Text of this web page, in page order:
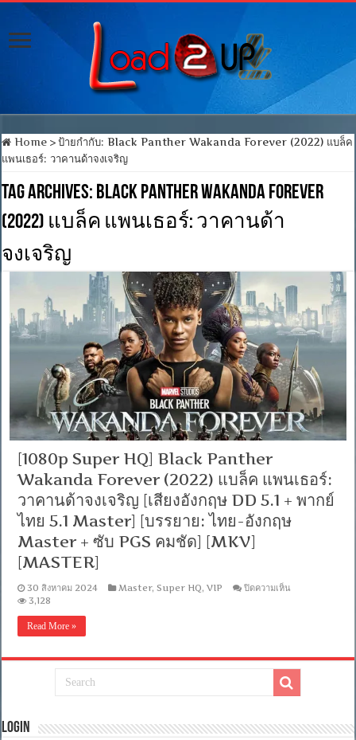
Home > ป้ายกำกับ:Black Panther Wakanda Forever (2022) แบล็ค
แพนเธอร์: วาคานด้าจงเจริญ
Tag Archives: Black Panther Wakanda Forever
(2022) แบล็ค แพนเธอร์: วาคานด้า
จงเจริญ
[1080p Super HQ] Black Panther
Wakanda Forever (2022) แบล็ค แพนเธอร์:
วาคานด้าจงเจริญ [เสียงอังกฤษ DD 5.1 + พากย์
ไทย 5.1 Master] [บรรยาย: ไทย-อังกฤษ
Master + ซับ PGS คมชัด] [MKV]
[MASTER]
30 สิงหาคม 2024 Master,Super HQ,VIP ปิดความเห็น
Wakanda
(2022)
แบ
เธอ
3,128
Read More »
Login